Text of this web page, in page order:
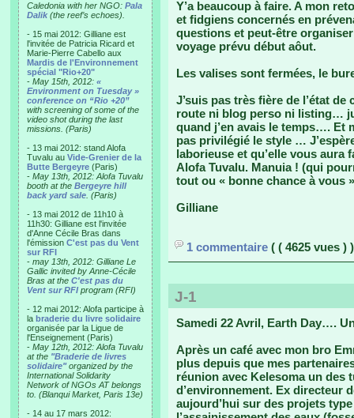
Caledonia with her NGO: Pala
Dalik (the reef’s echoes).
- 15 mai 2012: Gilliane est
l'invitée de Patricia Ricard et
Marie-Pierre Cabello aux
Mardis de l'Environnement
spécial "Rio+20"
- May 15th, 2012: «
Environment on Tuesday »
conference on “Rio +20”
with screening of some of the
video shot during the last
missions. (Paris)
- 13 mai 2012: stand Alofa
Tuvalu au Vide-Grenier de la
Butte Bergeyre (Paris)
- May 13th, 2012: Alofa Tuvalu
booth at the Bergeyre hill
back yard sale . (Paris)
- 13 mai 2012 de 11h10 à
11h30: Gilliane est l'invitée
d'Anne Cécile Bras dans
l'émission C'est pas du Vent
sur RFI
- may 13th, 2012: Gilliane Le
Gallic invited by Anne-Cécile
Bras at the C'est pas du
Vent sur RFI program (RFI)
- 12 mai 2012: Alofa participe à
la braderie du livre solidaire
organisée par la Ligue de
l'Enseignement (Paris)
- May 12th, 2012: Alofa Tuvalu
at the "Braderie de livres
solidaire"organized by the
International Solidarity
Network of NGOs AT belongs
to. (Blanqui Market, Paris 13e)
- 14 au 17 mars 2012:
Y’a beaucoup à faire. A mon
et fidgiens concernés en
questions et peut-être
voyage prévu début aôut.
Les valises sont fermées, le
J’suis pas très fière de l’état
route ni blog perso ni listing…
quand j’en avais le temps…. Et
pas privilégié le style …
laborieuse et qu’elle vous aura
Alofa Tuvalu. Manuia ! (qui
tout ou « bonne chance à vous
Gilliane
1 commentaire ( ( 4625 vues ) )
J-1
Samedi 22 Avril, Earth Day….
Après un café avec mon bro
plus depuis que mes
réunion avec Kelesoma un des
d’environnement. Ex directeur
aujourd’hui sur des projets